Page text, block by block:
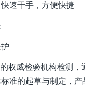
速干手，方便快捷
权威检验机构检测
准的起草与制定，